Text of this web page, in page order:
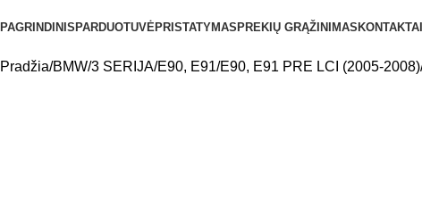
PAGRINDINIS PARDUOTUVĖPRISTATYMAS PREKIŲ GRĄŽINIMAS KONTAKTAI
Pradžia BMW 3 SERIJA E90, E91 E90, E91 PRE LCI (2005-2008)